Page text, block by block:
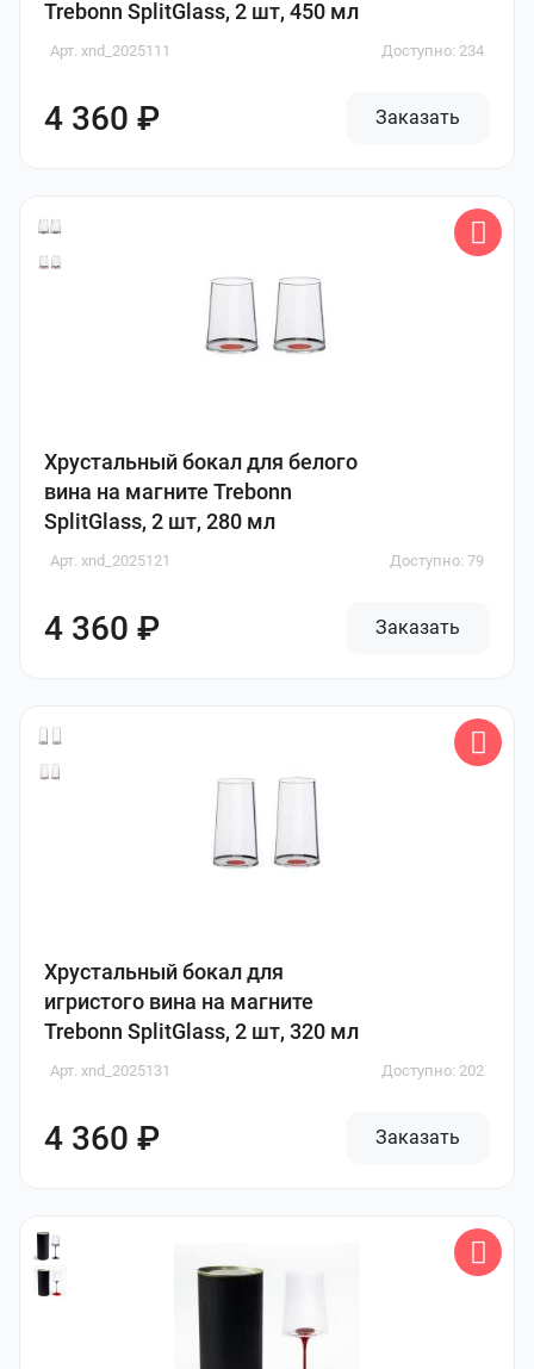
Trebonn SplitGlass, 2 шт, 450 мл
Арт. xnd_2025111 Доступно: 234
4 360 ₽ Заказать
Хрустальный бокал для белого
вина на магните Trebonn
SplitGlass, 2 шт, 280 мл
Арт. xnd_2025121 Доступно: 79
4 360 ₽ Заказать
Хрустальный бокал для
игристого вина на магните
Trebonn SplitGlass, 2 шт, 320 мл
Арт. xnd_2025131 Доступно: 202
4 360 ₽ Заказать